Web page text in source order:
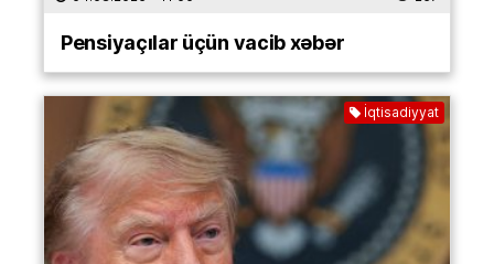
Pensiyaçılar üçün vacib xəbər
İqtisadiyyat